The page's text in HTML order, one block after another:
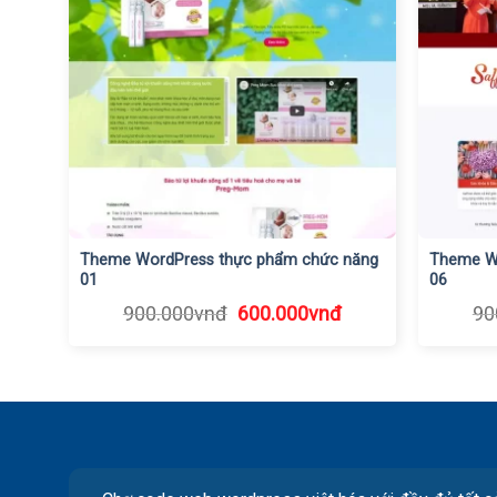
Theme WordPress thực phẩm chức năng
01
900.000vnđ Giá
600.000vnđGiá
Theme
06